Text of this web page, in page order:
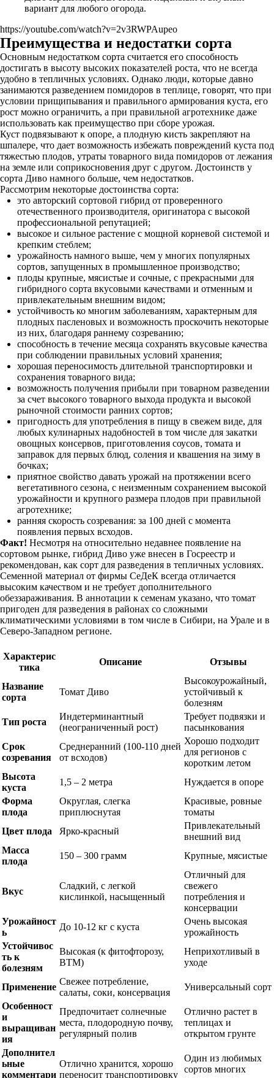
вариант для любого огорода.
https://youtube.com/watch?v=2v3RWPAupeo
Преимущества и недостатки сорта
Основным недостатком сорта считается его способность
достигать в высоту высоких показателей роста, что не всегда
удобно в тепличных условиях. Однако люди, которые давно
занимаются разведением помидоров в теплице, говорят, что при
условии прищипывания и правильного армирования куста, его
рост можно ограничить, а при правильной агротехнике даже
использовать как преимущество при сборе урожая.
Куст подвязывают к опоре, а плодную кисть закрепляют на
шпалере, что дает возможность избежать повреждений куста под
тяжестью плодов, утраты товарного вида помидоров от лежания
на земле или соприкосновения друг с другом. Достоинств у
сорта Диво намного больше, чем недостатков.
Рассмотрим некоторые достоинства сорта:
это авторский сортовой гибрид от проверенного
отечественного производителя, оригинатора с высокой
профессиональной репутацией;
высокое и сильное растение с мощной корневой системой и
крепким стеблем;
урожайность намного выше, чем у многих популярных
сортов, запущенных в промышленное производство;
плоды крупные, мясистые и сочные, с прекрасными для
гибридного сорта вкусовыми качествами и отменным и
привлекательным внешним видом;
устойчивость ко многим заболеваниям, характерным для
плодных пасленовых и возможность проскочить некоторые
из них, благодаря раннему созреванию;
способность в течение месяца сохранять вкусовые качества
при соблюдении правильных условий хранения;
хорошая переносимость длительной транспортировки и
сохранения товарного вида;
возможность получения прибыли при товарном разведении
за счет высокого товарного выхода продукта и высокой
рыночной стоимости ранних сортов;
пригодность для употребления в пищу в свежем виде, для
любых кулинарных надобностей в том числе для закатки
овощных консервов, приготовления соусов, томата и
заправок для первых блюд, соления и квашения на зиму в
бочках;
приятное свойство давать урожай на протяжении всего
вегетативного сезона, с неизменным сохранением высокой
урожайности и крупного размера плодов при правильной
агротехнике;
ранняя скорость созревания: за 100 дней с момента
появления первых всходов.
Факт! Несмотря на относительно недавнее появление на
сортовом рынке, гибрид Диво уже внесен в Госреестр и
рекомендован, как сорт для разведения в тепличных условиях.
Семенной материал от фирмы СеДеК всегда отличается
высоким качеством и не требует дополнительного
обеззараживания. В аннотации к семенам указано, что томат
пригоден для разведения в районах со сложными
климатическими условиями в том числе в Сибири, на Урале и в
Северо-Западном регионе.
Характерис
тика
Описание Отзывы
Название
сорта
Томат Диво
Высокоурожайный,
устойчивый к
болезням
Тип роста
Индетерминантный
(неограниченный рост)
Требует подвязки и
пасынкования
Срок
созревания
Среднеранний (100-110 дней
от всходов)
Хорошо подходит
для регионов с
коротким летом
Высота
куста
1,5 – 2 метра
Нуждается в опоре
Форма
плода
Округлая, слегка
приплюснутая
Красивые, ровные
томаты
Цвет плода
Ярко-красный
Привлекательный
внешний вид
Масса
плода
150 – 300 грамм Крупные, мясистые
Вкус
Сладкий, с легкой
кислинкой, насыщенный
Отличный для
свежего
потребления и
консервации
Урожайност
ь
До 10-12 кг с куста
Очень высокая
урожайность
Устойчивос
ть к
болезням
Высокая (к фитофторозу,
ВТМ)
Неприхотливый в
уходе
Применение
Свежее потребление,
салаты, соки, консервация
Универсальный сорт
Особенност
и
выращиван
ия
Предпочитает солнечные
места, плодородную почву,
регулярный полив
Отлично растет в
теплицах и
открытом грунте
Дополнител
ьные
комментари
Отлично хранится, хорошо
переносит транспортировку
Один из любимых
сортов многих